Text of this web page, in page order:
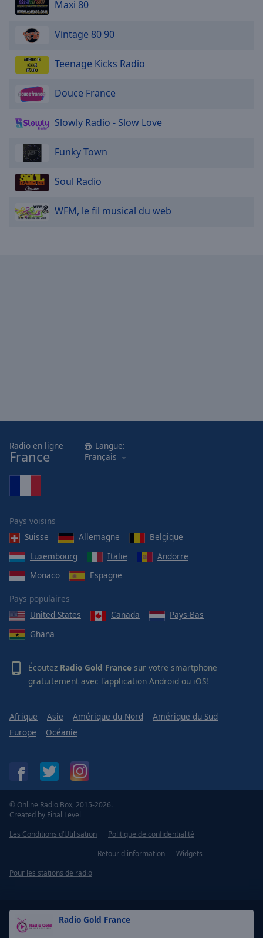
Radio Gold France
Maxi 80
Vintage 80 90
Teenage Kicks Radio
Douce France
Slowly Radio - Slow Love
Funky Town
Soul Radio
WFM, le fil musical du web
Radio en ligne
France
Langue:
Français
Pays voisins
Suisse
Allemagne
Belgique
Luxembourg
Italie
Andorre
Monaco
Espagne
Pays populaires
United States
Canada
Pays-Bas
Ghana
Écoutez Radio Gold France sur votre smartphone
gratuitement avec l'application Android ou iOS!
Afrique Asie Amérique du Nord
Amérique du Sud
Europe
Océanie
© Online Radio Box, 2015-2026.
Created by Final Level
Les Conditions d’Utilisation
Politique de confidentialité
Retour d'information
Widgets
Pour les stations de radio